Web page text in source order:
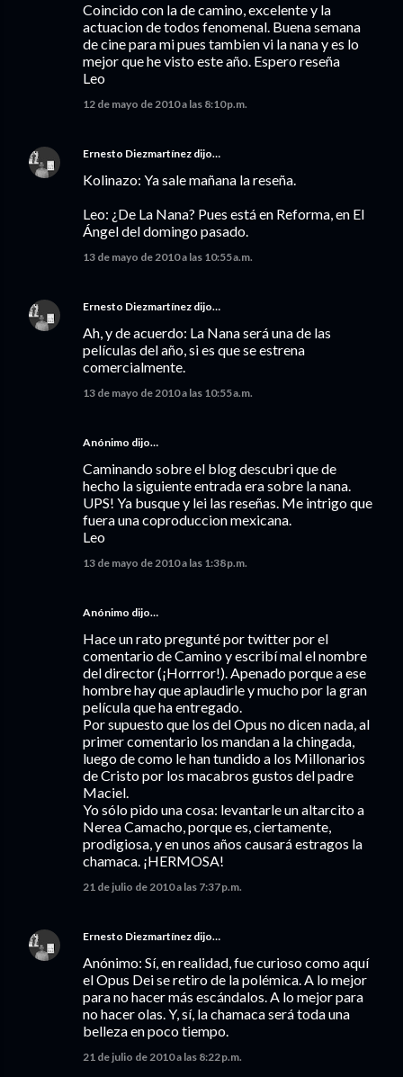
Coincido con la de camino, excelente y la
actuacion de todos fenomenal. Buena semana
de cine para mi pues tambien vi la nana y es lo
mejor que he visto este año. Espero reseña
Leo
12 de mayo de 2010 a las 8:10 p.m.
Ernesto Diezmartínez dijo…
Kolinazo: Ya sale mañana la reseña.
Leo: ¿De La Nana? Pues está en Reforma, en El
Ángel del domingo pasado.
13 de mayo de 2010 a las 10:55 a.m.
Ernesto Diezmartínez dijo…
Ah, y de acuerdo: La Nana será una de las
películas del año, si es que se estrena
comercialmente.
13 de mayo de 2010 a las 10:55 a.m.
Anónimo dijo…
Caminando sobre el blog descubri que de
hecho la siguiente entrada era sobre la nana.
UPS! Ya busque y lei las reseñas. Me intrigo que
fuera una coproduccion mexicana.
Leo
13 de mayo de 2010 a las 1:38 p.m.
Anónimo dijo…
Hace un rato pregunté por twitter por el
comentario de Camino y escribí mal el nombre
del director (¡Horrror!). Apenado porque a ese
hombre hay que aplaudirle y mucho por la gran
película que ha entregado.
Por supuesto que los del Opus no dicen nada, al
primer comentario los mandan a la chingada,
luego de como le han tundido a los Millonarios
de Cristo por los macabros gustos del padre
Maciel.
Yo sólo pido una cosa: levantarle un altarcito a
Nerea Camacho, porque es, ciertamente,
prodigiosa, y en unos años causará estragos la
chamaca. ¡HERMOSA!
21 de julio de 2010 a las 7:37 p.m.
Ernesto Diezmartínez dijo…
Anónimo: Sí, en realidad, fue curioso como aquí
el Opus Dei se retiro de la polémica. A lo mejor
para no hacer más escándalos. A lo mejor para
no hacer olas. Y, sí, la chamaca será toda una
belleza en poco tiempo.
21 de julio de 2010 a las 8:22 p.m.